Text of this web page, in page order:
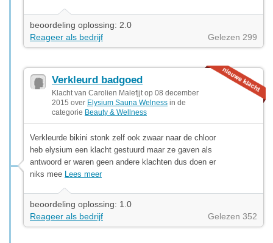
beoordeling oplossing: 2.0
Reageer als bedrijf
Gelezen 299
Verkleurd badgoed
Klacht van Carolien Malefjjt op 08 december
2015 over Elysium Sauna Welness in de
categorie Beauty & Wellness
Verkleurde bikini stonk zelf ook zwaar naar de chloor
heb elysium een klacht gestuurd maar ze gaven als
antwoord er waren geen andere klachten dus doen er
niks mee Lees meer
beoordeling oplossing: 1.0
Reageer als bedrijf
Gelezen 352